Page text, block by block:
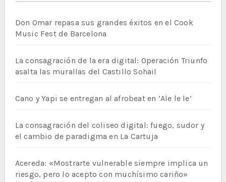
Don Omar repasa sus grandes éxitos en el Cook
Music Fest de Barcelona
La consagración de la era digital: Operación Triunfo
asalta las murallas del Castillo Sohail
Cano y Yapi se entregan al afrobeat en ‘Ale le le’
La consagración del coliseo digital: fuego, sudor y
el cambio de paradigma en La Cartuja
Acereda: «Mostrarte vulnerable siempre implica un
riesgo, pero lo acepto con muchísimo cariño»